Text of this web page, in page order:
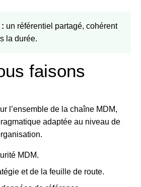
un référentiel partagé, cohérent
la durée.
faisons
l’ensemble de la chaîne MDM,
adaptée au niveau de
MDM.
et de la feuille de route.